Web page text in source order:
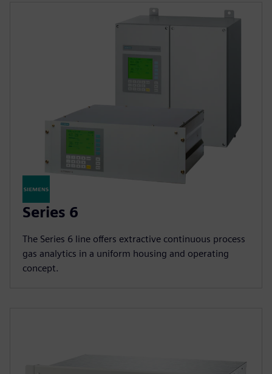
Series 6
The Series 6 line offers extractive continuous process
gas analytics in a uniform housing and operating
concept.